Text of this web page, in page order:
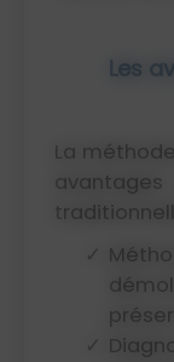
Les
La
Méthode non destructive : Aucune
Diagnostic rapide et précis :